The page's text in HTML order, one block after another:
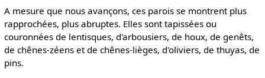
A mesure que nous avançons, ces parois se montrent plus
rapprochées, plus abruptes. Elles sont tapissées ou
couronnées de lentisques, d'arbousiers, de houx, de genêts,
de chênes-zéens et de chênes-lièges, d'oliviers, de thuyas, de
pins.